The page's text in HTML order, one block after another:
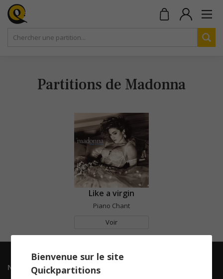
Partitions de Madonna
Like a virgin
Piano Chant
Voir
Navigation
Bienvenue sur le site
Quickpartitions